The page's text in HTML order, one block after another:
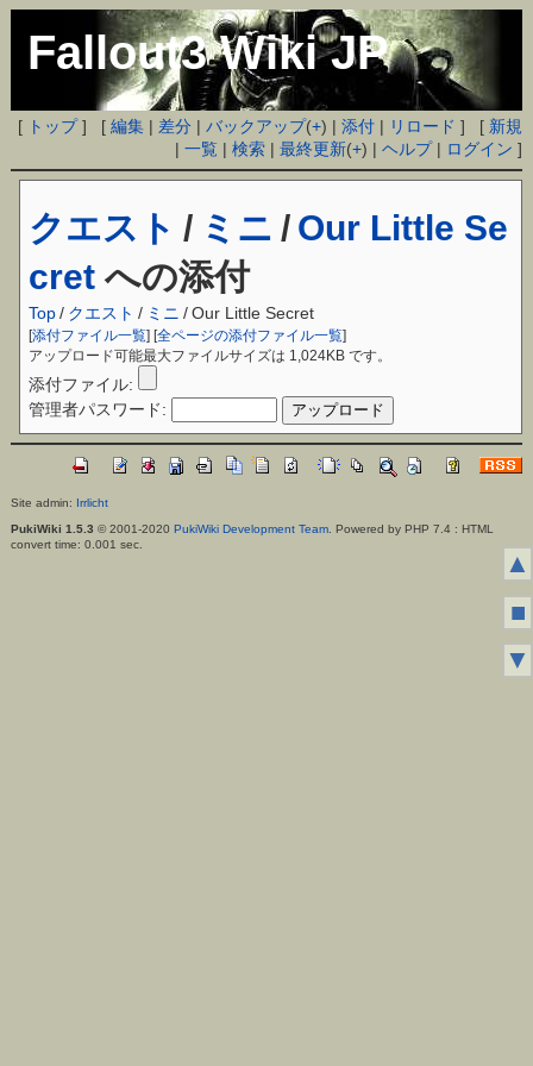
Fallout3 Wiki JP
[ トップ] [編集 | 差分 |バックアップ(+) |添付 | リロード ] [ 新規
|一覧 |検索 |最終更新(+) |ヘルプ| ログイン ]
クエスト / ミニ / Our Little Se
cret への添付
Top / クエスト / ミニ / Our Little Secret
[添付ファイル一覧] [全ページの添付ファイル一覧]
アップロード可能最大ファイルサイズは 1,024KB です。
添付ファイル:
管理者パスワード:
Site admin: Irrlicht
PukiWiki 1.5.3 © 2001-2020 PukiWiki Development Team. Powered by PHP 7.4 : HTML
convert time: 0.001 sec.
▲
■
▼